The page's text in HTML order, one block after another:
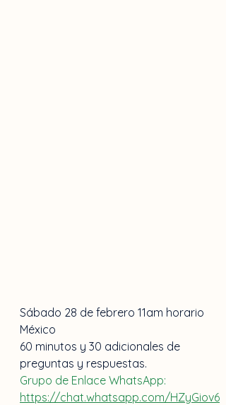
Sábado 28 de febrero 11am horario
México
60 minutos y 30 adicionales de
preguntas y respuestas.
Grupo de Enlace WhatsApp:
https://chat.whatsapp.com/HZyGiov6